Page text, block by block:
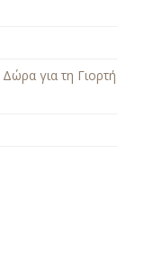
Δώρα για τη Γιορτή